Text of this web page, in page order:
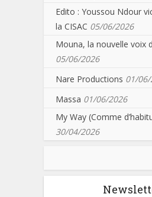
Edito : Youssou Ndour
la CISAC 05/06/2026
Mouna, la nouvelle voix
05/06/2026
Nare Productions 01/
Massa 01/06/2026
My Way (Comme
30/04/2026